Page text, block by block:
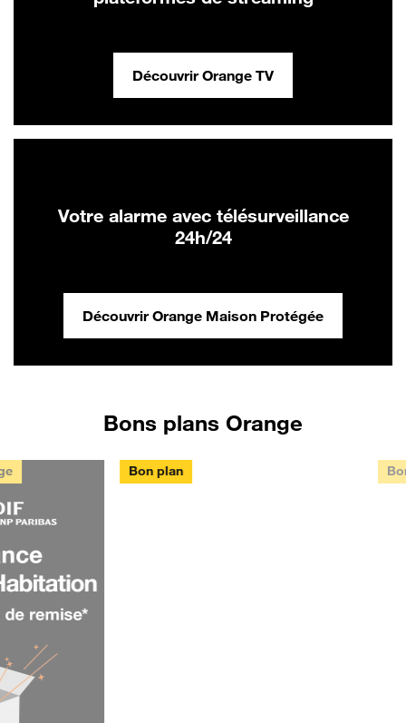
Découvrir Orange TV
Votre alarme avec télésurveillance
24h/24
Découvrir Orange Maison Protégée
Bons plans Orange
Bon plan Bon plan